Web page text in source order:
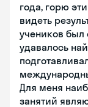
года, горю
видеть
учеников был
удавалось
Для меня
занятий